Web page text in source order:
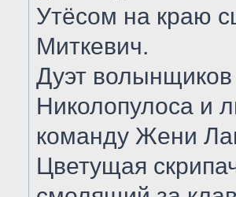
Утёсом на краю
Миткевич.
Дуэт
Николопулоса и
команду Жени
Цветущая